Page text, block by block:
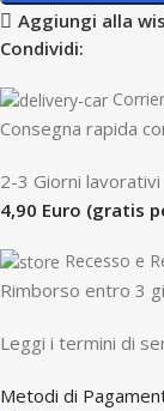
Aggiungi alla
Condividi:
Consegna rapida
2-3 Giorni lavorativi
4,90 Euro (gratis
Recesso e
Rimborso entro 3
Leggi i termini di
Metodi di